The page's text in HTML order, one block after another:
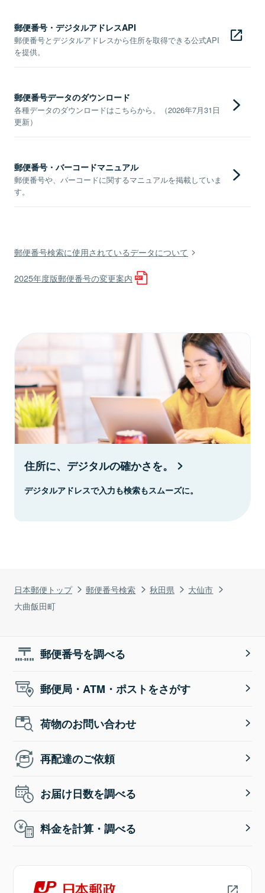
日本郵便トップ 郵便番号検索 秋田県
大仙市
大曲飯田町
郵便番号・デジタルアドレスAPI
郵便番号とデジタルアドレスから住所を取得できる公式API
を提供。
郵便番号データのダウンロード
各種データのダウンロードはこちらから。（2026年7月31日
更新）
郵便番号・バーコードマニュアル
郵便番号や、バーコードに関するマニュアルを掲載していま
す。
郵便番号検索に使用されているデータについて
2025年度版郵便番号の変更案内
住所に、デジタルの確かさを。
デジタルアドレスで入力も検索もスムーズに。
郵便番号を調べる
郵便局・ATM・ポストをさがす
荷物のお問い合わせ
再配達のご依頼
お届け日数を調べる
料金を計算・調べる